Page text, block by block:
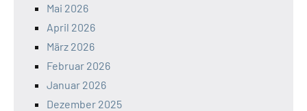
Mai 2026
April 2026
März 2026
Februar 2026
Januar 2026
Dezember 2025